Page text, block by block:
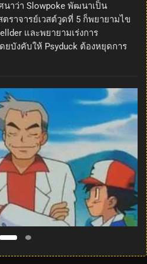
าว่า Slowpoke พัฒนาเป็น
ราจารย์เวสต์วูดที่ 5 ก็พยายามไข
และพยายามเร่งการ
ยบังคับให้ Psyduck ต้องหยุดการ